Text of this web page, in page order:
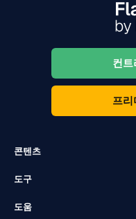
컨
프
콘텐츠
도구
도움